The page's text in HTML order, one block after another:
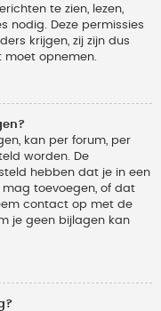
te zien, lezen,
nodig. Deze permissies
krijgen, zij zijn dus
moet opnemen.
kan per forum, per
worden. De
hebben dat je in een
toevoegen, of dat
contact op met de
je geen bijlagen kan